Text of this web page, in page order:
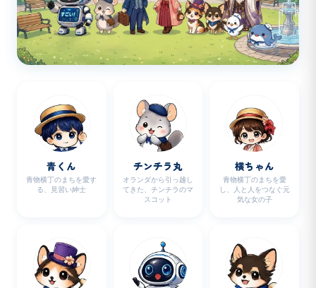
青くん
青物横丁のまちを愛す
る、見習い紳士
チンチラ丸
オランダから引っ越し
てきた、チンチラのマ
スコット
横ちゃん
青物横丁のまちを愛
し、人と人をつなぐ元
気な女の子